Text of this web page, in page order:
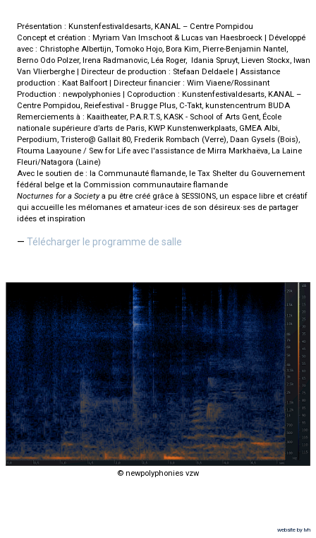
Présentation : Kunstenfestivaldesarts, KANAL – Centre Pompidou
Concept et création : Myriam Van Imschoot & Lucas van Haesbroeck | Développé
avec : Christophe Albertijn, Tomoko Hojo, Bora Kim, Pierre-Benjamin Nantel,
Berno Odo Polzer, Irena Radmanovic, Léa Roger, Idania Spruyt, Lieven Stockx, Iwan
Van Vlierberghe | Directeur de production : Stefaan Deldaele | Assistance
production : Kaat Balfoort | Directeur financier : Wim Viaene/Rossinant
Production : newpolyphonies | Coproduction : Kunstenfestivaldesarts, KANAL –
Centre Pompidou, Reiefestival - Brugge Plus, C-Takt, kunstencentrum BUDA
Remerciements à : Kaaitheater, P.A.R.T.S, KASK - School of Arts Gent, École
nationale supérieure d’arts de Paris, KWP Kunstenwerkplaats, GMEA Albi,
Perpodium, Tristero@ Gallait 80, Frederik Rombach (Verre), Daan Gysels (Bois),
Ftouma Laayoune / Sew for Life avec l'assistance de Mirra Markhaëva, La Laine
Fleuri/Natagora (Laine)
Avec le soutien de : la Communauté flamande, le Tax Shelter du Gouvernement
fédéral belge et la Commission communautaire flamande
Nocturnes for a Societya pu être créé grâce à SESSIONS, un espace libre et créatif
qui accueille les mélomanes et amateur·ices de son désireux·ses de partager
idées et inspiration
Télécharger le programme de salle
© newpolyphonies vzw
website by lvh